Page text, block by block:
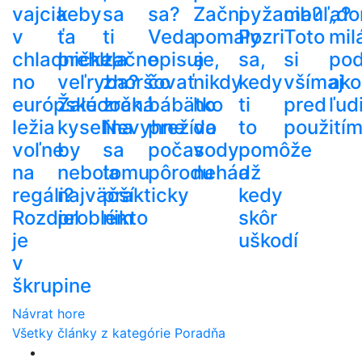
vajcia
v
chladničke,
no
európske
ležia
voľne
na
regáli?
Rozdiel
je
v
škrupine
keby
ťa
prehltla
veľryba?
Žalúdočná
kyselina
by
nebola
najväčší
problém
sa
ti
začne
zhoršovať
zrak.
Nevyhne
sa
tomu
prakticky
nikto
sa?
Veda
opisuje,
čo
bábätko
prežíva
počas
pôrodu
Začni
pomaly
a
nikdy
ho
do
vody
nehádž
pyžama?
Pozri
sa,
kedy
ti
to
pomôže
a
kedy
skôr
uškodí
cibuľa?
Toto
si
všímaj
pred
použitím
ako
Návrat hore
Všetky články z kategórie Poradňa